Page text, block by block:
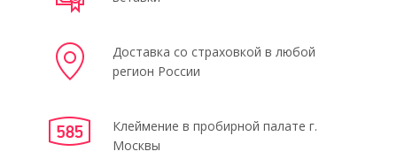
Доставка со страховкой в любой
регион России
Клеймение в пробирной палате г.
Москвы